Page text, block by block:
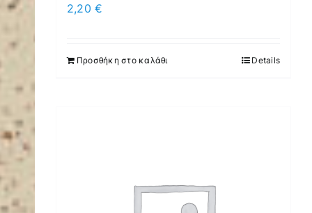
2,20€
Προσθήκη στο καλάθι Details